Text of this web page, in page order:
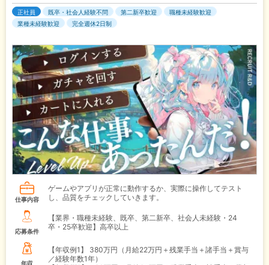
正社員 既卒・社会人経験不問 第二新卒歓迎
職種未経験歓迎
業種未経験歓迎
完全週休2日制
仕事内容
ゲームやアプリが正常に動作するか、実際に操作してテスト
し、品質をチェックしていきます。
応募条件
【業界・職種未経験、既卒、第二新卒、社会人未経験・24
卒・25卒歓迎】高卒以上
年収
【年収例1】
380万円（月給22万円＋残業手当＋諸手当＋賞与
／経験年数1年）